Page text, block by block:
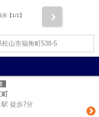
示【1/1】
松山市福角町538-5
徒歩7分